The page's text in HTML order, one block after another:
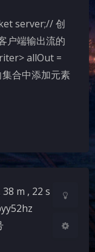
server;// 创
户端输出流的
allOut =
合中添加元素
38 m , 22 s